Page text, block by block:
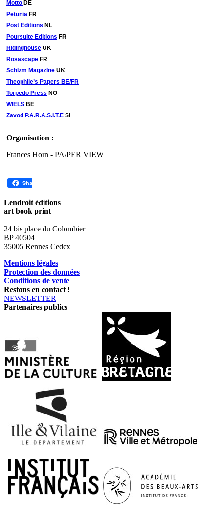
Motto DE
Petunia FR
Post Editions NL
Poursuite Editions FR
Ridinghouse UK
Rosascape FR
Schizm Magazine UK
Theophile’s Papers BE/FR
Torpedo Press NO
WIELS BE
Zavod P.A.R.A.S.I.T.E SI
Organisation :
Frances Horn - PA/PER VIEW
Share
Lendroit éditions
art book print
—
24 bis place du Colombier
BP 40504
35005 Rennes Cedex
Mentions légales
Protection des données
Conditions de vente
Restons en contact !
NEWSLETTER
Partenaires publics